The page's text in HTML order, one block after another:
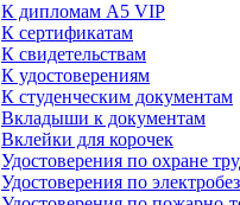
К дипломам А5 VIP
К сертификатам
К свидетельствам
К удостоверениям
К студенческим документам
Вкладыши к документам
Вклейки для корочек
Удостоверения по охране
Удостоверения по